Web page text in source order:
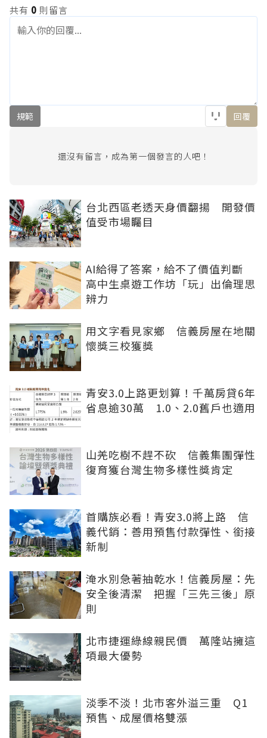
共有 0 則留言
規範 回覆
還沒有留言，成為第一個發言的人吧！
台北西區老透天身價翻揚 開發價
值受市場矚目
AI給得了答案，給不了價值判斷
高中生桌遊工作坊「玩」出倫理思
辨力
用文字看見家鄉 信義房屋在地關
懷獎三校獲獎
青安3.0上路更划算！千萬房貸6年
省息逾30萬 1.0、2.0舊戶也適用
山羌吃樹不趕不砍 信義集團彈性
復育獲台灣生物多樣性獎肯定
首購族必看！青安3.0將上路 信
義代銷：善用預售付款彈性、銜接
新制
淹水別急著抽乾水！信義房屋：先
安全後清潔 把握「三先三後」原
則
北市捷運綠線親民價 萬隆站擁這
項最大優勢
淡季不淡！北市客外溢三重 Q1
預售、成屋價格雙漲